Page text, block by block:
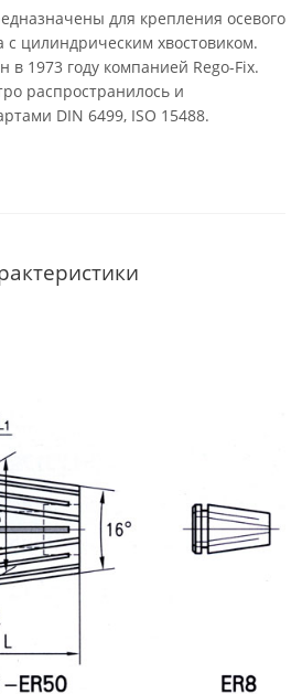
для крепления осевого
цилиндрическим хвостовиком.
в 1973 году компанией Rego-Fix.
распространилось и
DIN 6499, ISO 15488.